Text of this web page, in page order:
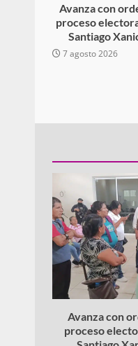
Avanza con
proceso
Santiago
7 agosto 2026
Avanza con
proceso